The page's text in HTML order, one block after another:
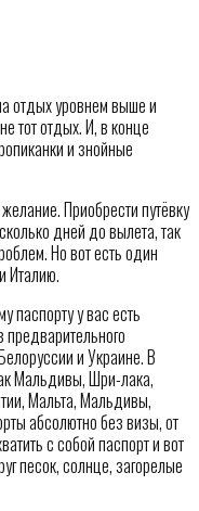
отдых уровнем выше и
тот отдых. И, в конце
и знойные
Приобрести путёвку
дней до вылета, так
Но вот есть один
Италию.
паспорту у вас есть
и Украине. В
Мальдивы, Шри-лака,
Мальта, Мальдивы,
абсолютно без визы, от
с собой паспорт и вот
песок, солнце, загорелые